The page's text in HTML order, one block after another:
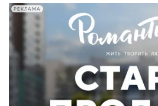
РЕКЛАМА